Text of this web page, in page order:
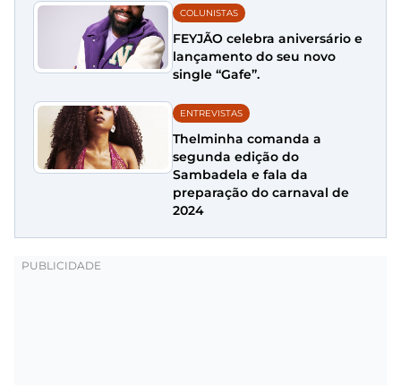
COLUNISTAS
FEYJÃO celebra aniversário e
lançamento do seu novo
single “Gafe”.
ENTREVISTAS
Thelminha comanda a
segunda edição do
Sambadela e fala da
preparação do carnaval de
2024